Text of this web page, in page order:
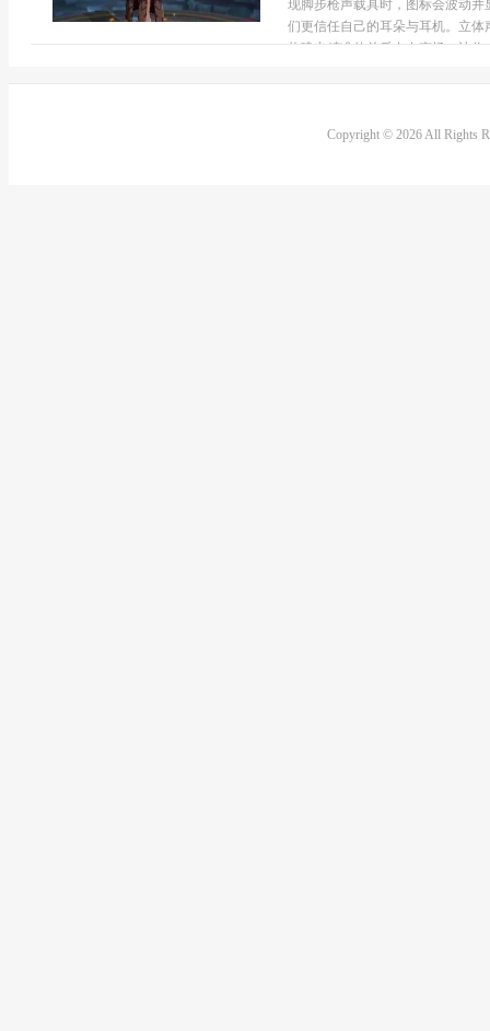
现脚步枪声载具时，图标会波动
们更信任自己的耳朵与耳机。立
构建出精准的前后左右声场，让你
Copyright © 2026 All Rights